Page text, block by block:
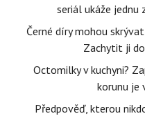
seriál ukáže jednu
Černé díry mohou
Zachytit ji
Octomilky v kuchyni?
korunu je
Předpověď, kterou